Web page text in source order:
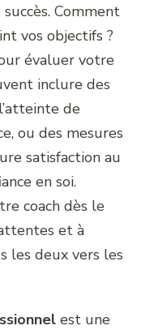
Comment
vos objectifs ?
évaluer votre
inclure des
de
ou des mesures
satisfaction au
en soi.
coach dès le
et à
les deux vers les
est une